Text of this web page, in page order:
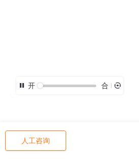
开 合
人工咨询